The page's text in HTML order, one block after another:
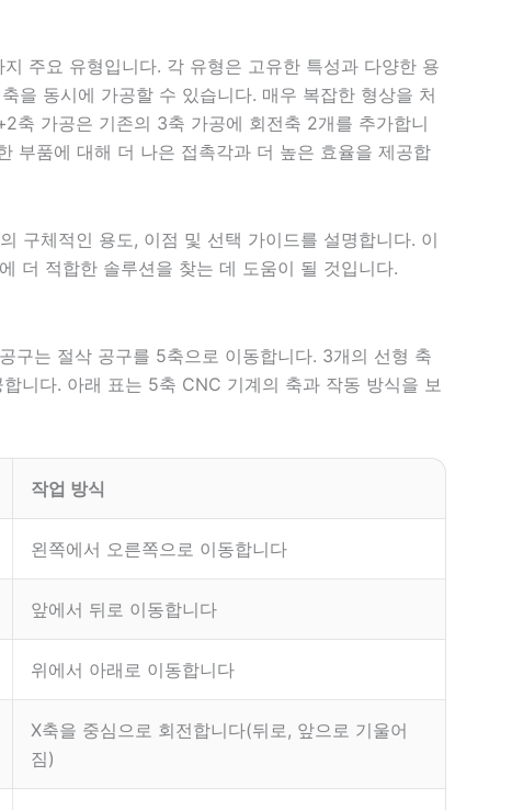
주요 유형입니다. 각 유형은 고유한 특성과 다양한 용
을 동시에 가공할 수 있습니다. 매우 복잡한 형상을 처
축 가공은 기존의 3축 가공에 회전축 2개를 추가합니
부품에 대해 더 나은 접촉각과 더 높은 효율을 제공합
구체적인 용도, 이점 및 선택 가이드를 설명합니다. 이
더 적합한 솔루션을 찾는 데 도움이 될 것입니다.
구는 절삭 공구를 5축으로 이동합니다. 3개의 선형 축
니다. 아래 표는 5축 CNC 기계의 축과 작동 방식을 보
작업 방식
왼쪽에서 오른쪽으로 이동합니다
앞에서 뒤로 이동합니다
위에서 아래로 이동합니다
X축을 중심으로 회전합니다(뒤로, 앞으로 기울어
짐)